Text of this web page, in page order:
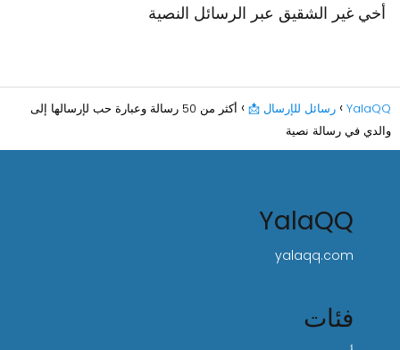
أخي غير الشقيق عبر الرسائل النصية
YalaQQ رسائل للإرسال 📩
أكثر من 50 رسالة وعبارة حب لإرسالها إلى
والدي في رسالة نصية
YalaQQ
yalaqq.com
فئات